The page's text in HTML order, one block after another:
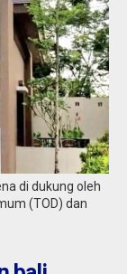
di dukung oleh
(TOD) dan